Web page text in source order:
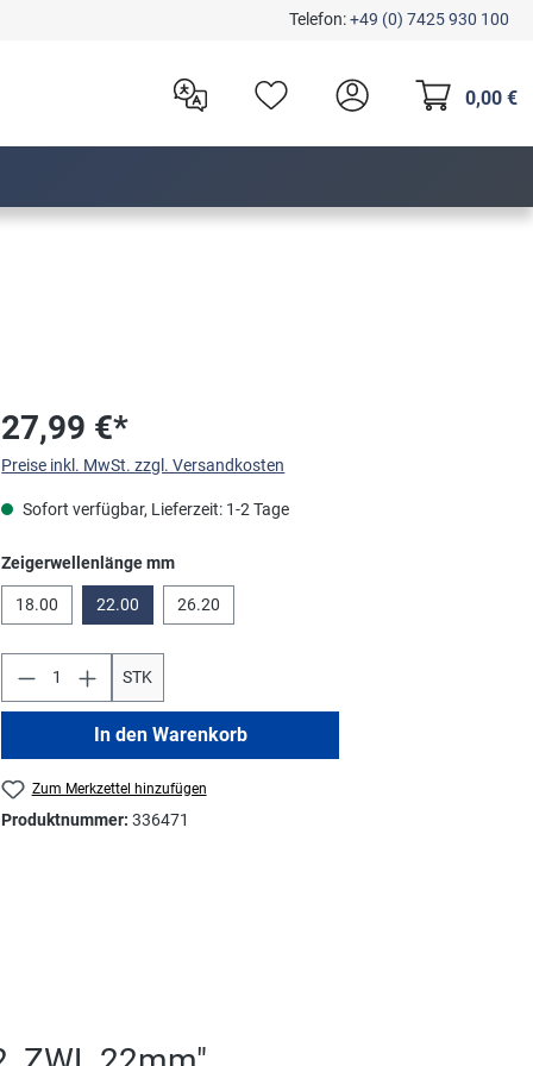
Telefon:+49 (0) 7425 930 100
0,00 €
27,99 €*
Preise inkl. MwSt. zzgl. Versandkosten
Sofort verfügbar, Lieferzeit: 1-2 Tage
Zeigerwellenlänge mmauswählen
18.00 22.00 26.20
STK
In den Warenkorb
Zum Merkzettel hinzufügen
Produktnummer:336471